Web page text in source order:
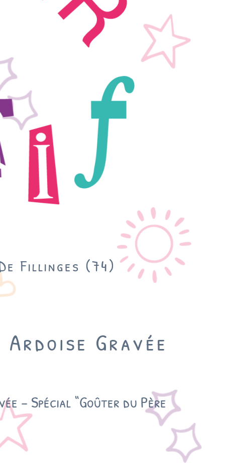
Fillinges (74)
Gravée
– Spécial “Goûter du Père